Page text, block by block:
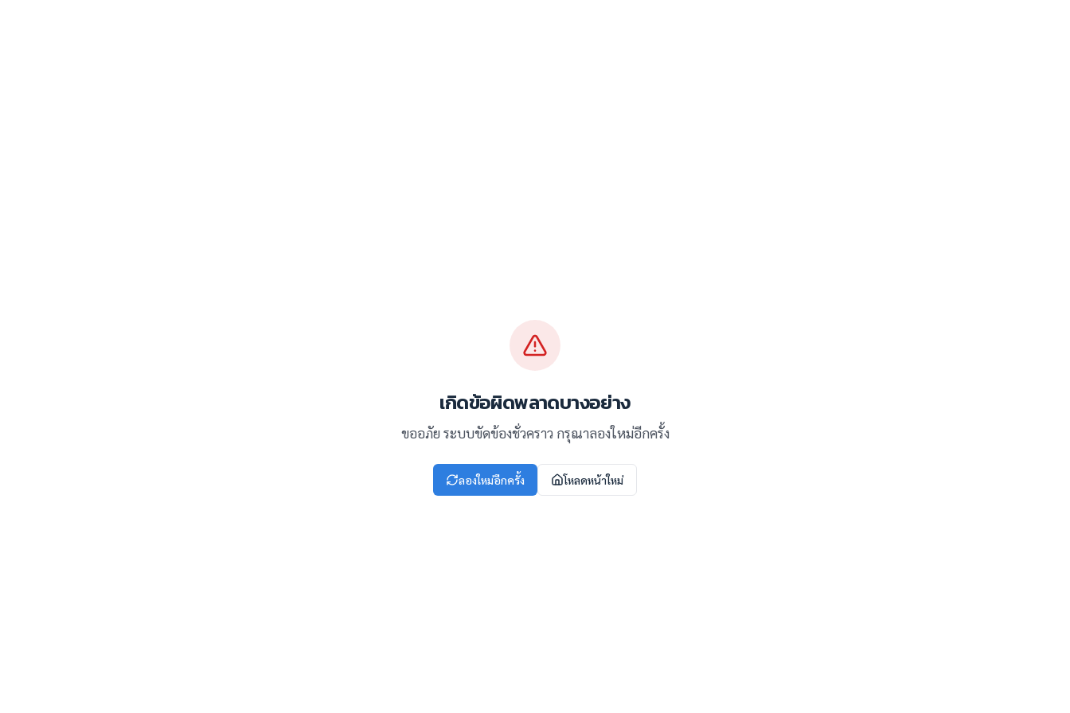
เกิดข้อผิดพลาดบางอย่าง
ขออภัย ระบบขัดข้องชั่วคราว กรุณาลองใหม่อีกครั้ง
ลองใหม่อีกครั้ง โหลดหน้าใหม่